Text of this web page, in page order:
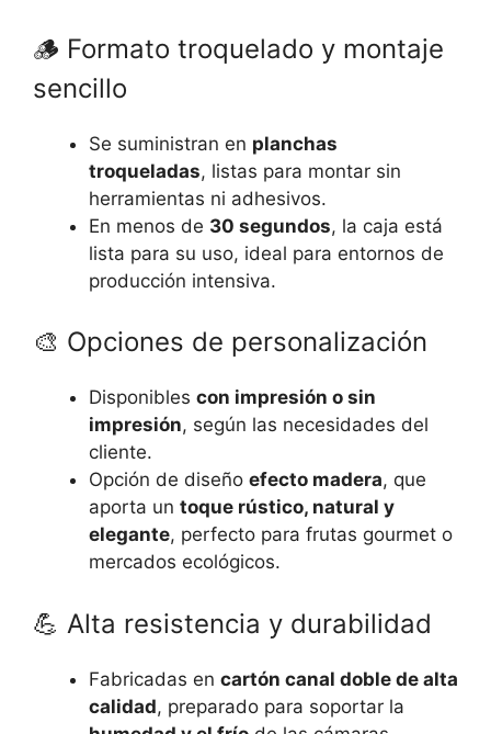
🪵 Formato troquelado y montaje
sencillo
Se suministran en planchas
troqueladas, listas para montar sin
herramientas ni adhesivos.
En menos de 30 segundos, la caja está
lista para su uso, ideal para entornos de
producción intensiva.
🎨 Opciones de personalización
Disponibles con impresión o sin
impresión, según las necesidades del
cliente.
Opción de diseño efecto madera, que
aporta un toque rústico, natural y
elegante, perfecto para frutas gourmet o
mercados ecológicos.
💪 Alta resistencia y durabilidad
Fabricadas en cartón canal doble de alta
calidad, preparado para soportar la